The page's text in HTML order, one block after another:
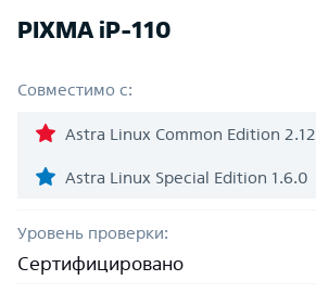
PIXMA iP-110
Совместимо с:
Astra Linux Common Edition 2.12
Astra Linux Special Edition 1.6.0
Уровень проверки:
Сертифицировано